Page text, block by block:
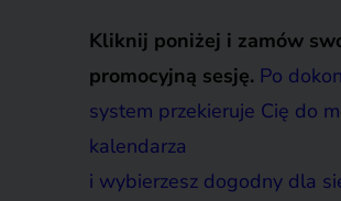
Kliknij poniżej i zamów
promocyjną sesję. Po
system przekieruje Cię do
kalendarza
i wybierzesz dogodny dla